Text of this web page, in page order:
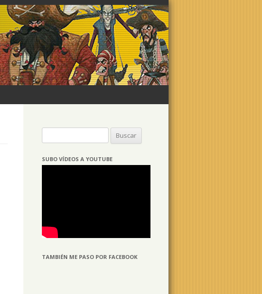
SUBO VÍDEOS A YOUTUBE
TAMBIÉN ME PASO POR FACEBOOK